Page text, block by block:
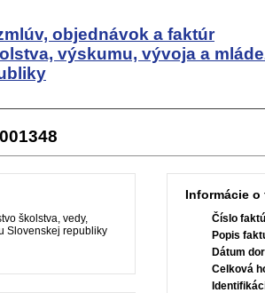
objednávok a faktúr
výskumu, vývoja a
školstva, vedy,
Slovenskej republiky
Informácie o
Číslo
Popis
Dátum
Celková